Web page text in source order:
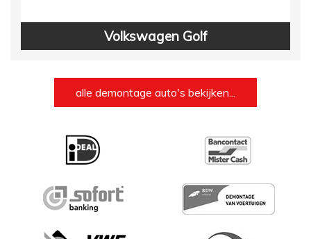
Volkswagen Golf
alle demontage auto's bekijken...